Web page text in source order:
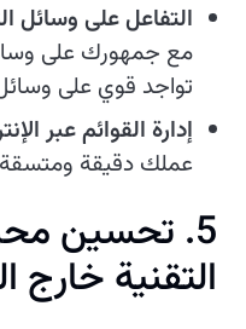
التفاعل على وسائل
مع جمهورك على
تواجد قوي على
إدارة القوائم عبر
عملك دقيقة ومتسقة
5. تحسين
التقنية